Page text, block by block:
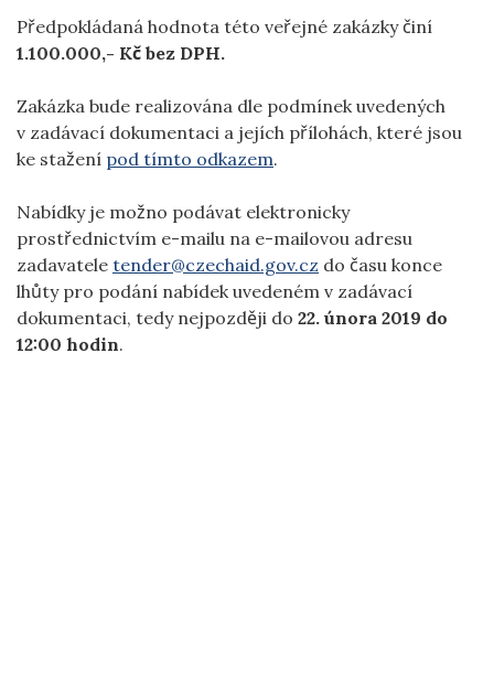
Předpokládaná hodnota této veřejné zakázky činí
1.100.000,- Kč bez DPH.
Zakázka bude realizována dle podmínek uvedených
v zadávací dokumentaci a jejích přílohách, které jsou
ke stažení pod tímto odkazem.
Nabídky je možno podávat elektronicky
prostřednictvím e-mailu na e-mailovou adresu
zadavatele tender@czechaid.gov.cz do času konce
lhůty pro podání nabídek uvedeném v zadávací
dokumentaci, tedy nejpozději do 22. února 2019 do
12:00 hodin.